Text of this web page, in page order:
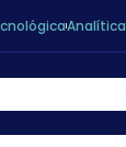
Analítica